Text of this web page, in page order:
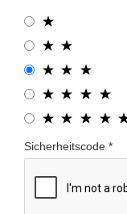
Sicherheitscode